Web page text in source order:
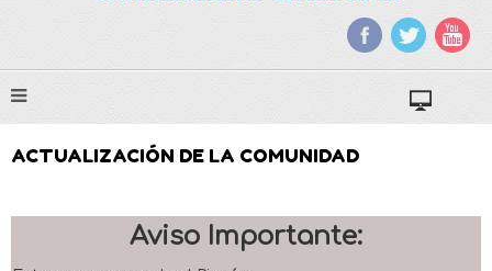
ACTUALIZACIÓN DE LA COMUNIDAD
Aviso Importante: